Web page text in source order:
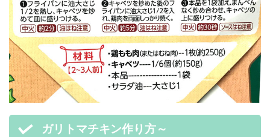
ガリトマチキン作り方～